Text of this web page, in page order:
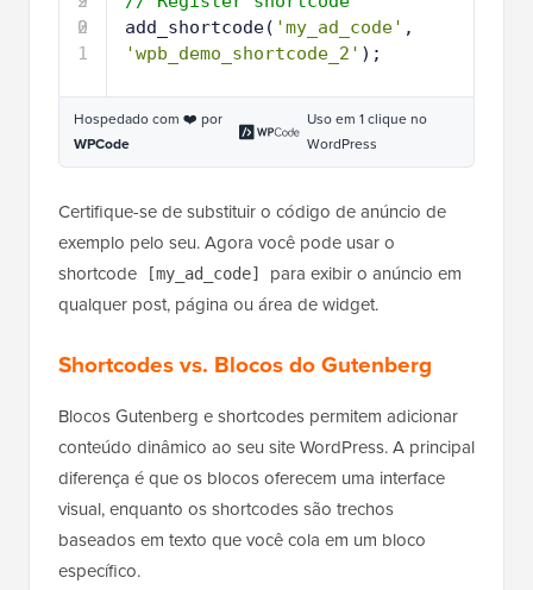
0
2
1
add_shortcode( 'my_ad_code'
'wpb_demo_shortcode_2' );
Hospedado com ❤️ por
WPCode
Uso em 1 clique no
WordPress
Certifique-se de substituir o código de anúncio de
exemplo pelo seu. Agora você pode usar o
shortcode
[my_ad_code]
para exibir o anúncio em
qualquer post, página ou área de widget.
Shortcodes vs. Blocos do Gutenberg
Blocos Gutenberg e shortcodes permitem adicionar
conteúdo dinâmico ao seu site WordPress. A principal
diferença é que os blocos oferecem uma interface
visual, enquanto os shortcodes são trechos
baseados em texto que você cola em um bloco
específico.